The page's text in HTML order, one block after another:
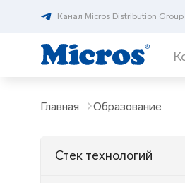
Канал Micros Distribution Group
Главная Образование
Стек технологий